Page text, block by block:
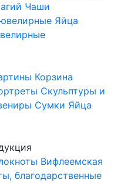
Чаши
Яйца
Корзина
Скульптуры и
Сумки Яйца
Вифлеемская
благодарственные